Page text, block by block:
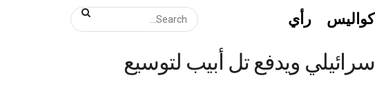
كواليس رأي
ويدفع تل أبيب لتوسيع